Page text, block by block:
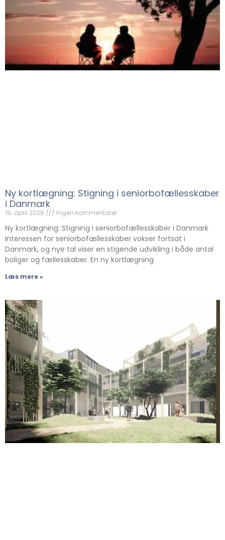
Ny kortlægning: Stigning i seniorbofællesskaber
i Danmark
19. april 2026 Ingen kommentarer
Ny kortlægning: Stigning i seniorbofællesskaber i Danmark
Interessen for seniorbofællesskaber vokser fortsat i
Danmark, og nye tal viser en stigende udvikling i både antal
boliger og fællesskaber. En ny kortlægning
Læs mere »